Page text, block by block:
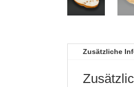
Zusätzliche